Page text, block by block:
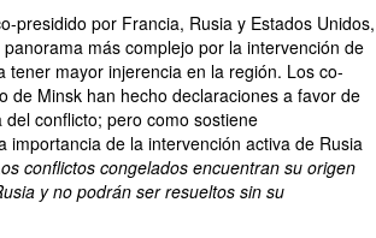
presidido por Francia, Rusia y Estados Unidos,
más complejo por la intervención de
tener mayor injerencia en la región. Los co-
de Minsk han hecho declaraciones a favor de
conflicto; pero como sostiene
importancia de la intervención activa de Rusia
conflictos congelados encuentran su origen
y no podrán ser resueltos sin su